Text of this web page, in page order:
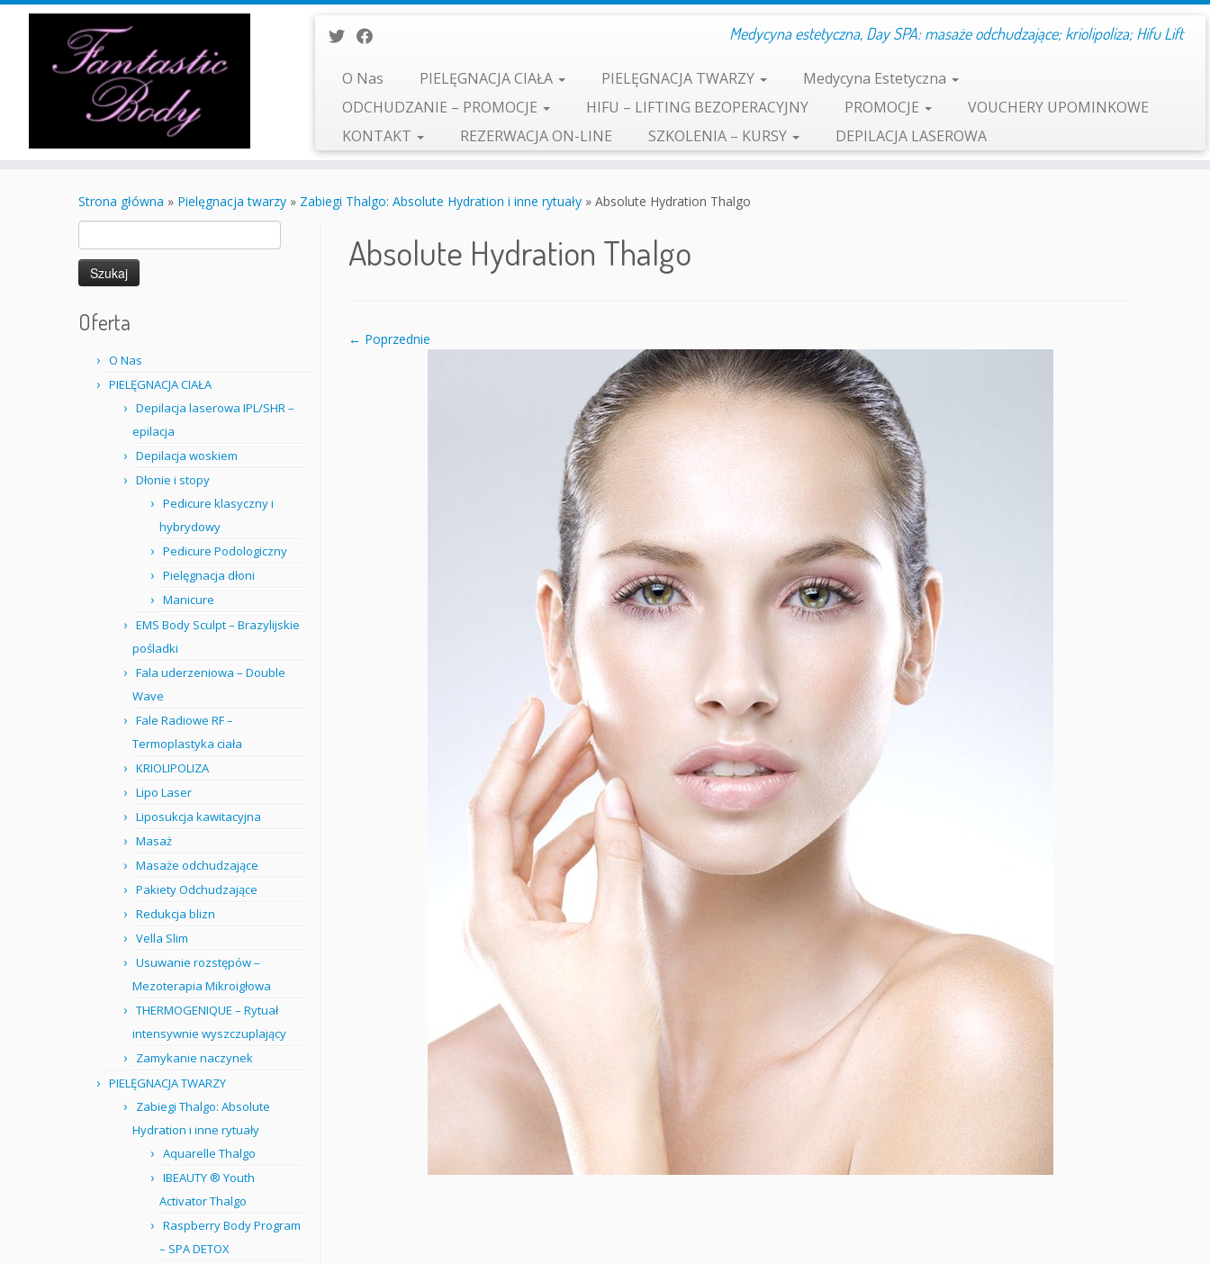
Medycyna estetyczna, Day SPA: masaże odchudzające; kriolipoliza; Hifu Lift
O Nas PIELĘGNACJA CIAŁA PIELĘGNACJA TWARZY
Medycyna Estetyczna
ODCHUDZANIE – PROMOCJE
HIFU – LIFTING BEZOPERACYJNY PROMOCJE
VOUCHERY UPOMINKOWE
KONTAKT
REZERWACJA ON-LINE SZKOLENIA – KURSY DEPILACJA LASEROWA
Strona główna » Pielęgnacja twarzy » Zabiegi Thalgo: Absolute Hydration i inne rytuały » Absolute Hydration Thalgo
Oferta
O Nas
PIELĘGNACJA CIAŁA
Depilacja laserowa IPL/SHR –
epilacja
Depilacja woskiem
Dłonie i stopy
Pedicure klasyczny i
hybrydowy
Pedicure Podologiczny
Pielęgnacja dłoni
Manicure
EMS Body Sculpt – Brazylijskie
pośladki
Fala uderzeniowa – Double
Wave
Fale Radiowe RF –
Termoplastyka ciała
KRIOLIPOLIZA
Lipo Laser
Liposukcja kawitacyjna
Masaż
Masaże odchudzające
Pakiety Odchudzające
Redukcja blizn
Vella Slim
Usuwanie rozstępów –
Mezoterapia Mikroigłowa
THERMOGENIQUE – Rytuał
intensywnie wyszczuplający
Zamykanie naczynek
PIELĘGNACJA TWARZY
Zabiegi Thalgo: Absolute
Hydration i inne rytuały
Aquarelle Thalgo
IBEAUTY ® Youth
Activator Thalgo
Raspberry Body Program
– SPA DETOX
Absolute Hydration Thalgo
← Poprzednie